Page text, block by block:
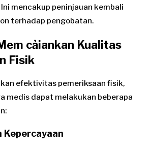
mencakup peninjauan kembali
terhadap pengobatan.
cảiankan Kualitas
Fisik
efektivitas pemeriksaan fisik,
medis dapat melakukan beberapa
Kepercayaan